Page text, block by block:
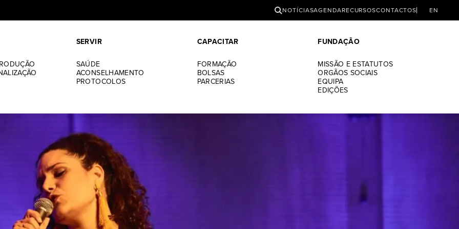
PESQUISAR
NOTÍCIASAGENDARECURSOSCONTACTOS EN
SERVIR
SAÚDE
ACONSELHAMENTO
PROTOCOLOS
CAPACITAR
FORMAÇÃO
BOLSAS
PARCERIAS
FUNDAÇÃO
MISSÃO E ESTATUTOS
ORGÃOS SOCIAIS
EQUIPA
EDIÇÕES
2021 com candidaturas abertas a partir de hoje